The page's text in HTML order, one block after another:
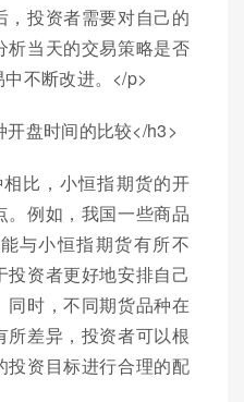
，投资者需要对自己的
析当天的交易策略是否
不断改进。</p>
盘时间的比较</h3>
比，小恒指期货的开
。例如，我国一些商品
与小恒指期货有所不
投资者更好地安排自己
同时，不同期货品种在
所差异，投资者可以根
投资目标进行合理的配